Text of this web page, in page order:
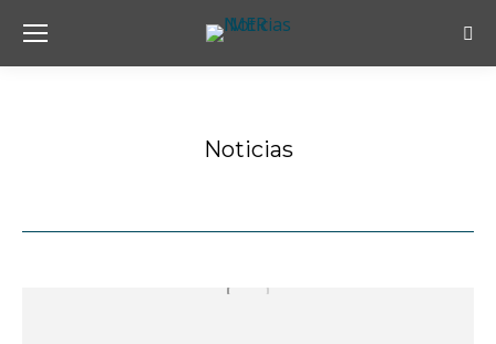
Noticias